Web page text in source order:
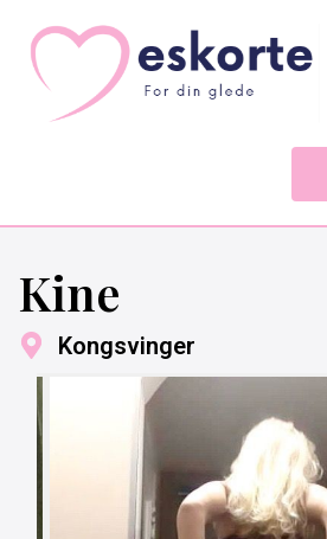
Kine
Kongsvinger